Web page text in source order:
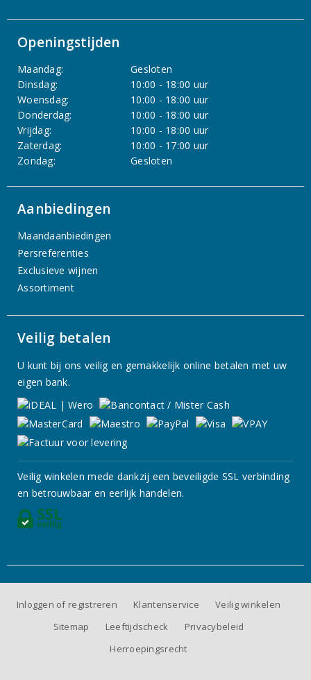
Openingstijden
Maandag:
Gesloten
Dinsdag:
10:00 - 18:00 uur
Woensdag:
10:00 - 18:00 uur
Donderdag:
10:00 - 18:00 uur
Vrijdag:
10:00 - 18:00 uur
Zaterdag:
10:00 - 17:00 uur
Zondag:
Gesloten
Aanbiedingen
Maandaanbiedingen
Persreferenties
Exclusieve wijnen
Assortiment
Veilig betalen
U kunt bij ons veilig en gemakkelijk online betalen met uw
eigen bank.
Veilig winkelen mede dankzij een beveiligde SSL verbinding
en betrouwbaar en eerlijk handelen.
Inloggen of registreren Klantenservice
Veilig winkelen
Sitemap
Leeftijdscheck
Privacybeleid
Herroepingsrecht